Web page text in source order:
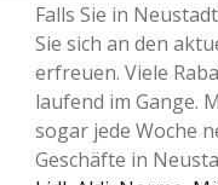
Falls Sie in
Sie sich an den
erfreuen. Viele
laufend im Gange.
sogar jede Woche
Geschäfte in